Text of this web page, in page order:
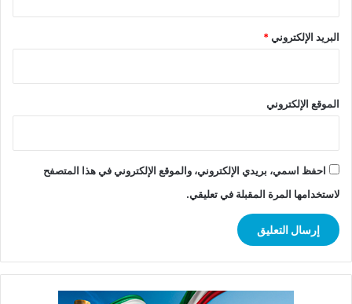
البريد الإلكتروني*
الموقع الإلكتروني
احفظ اسمي، بريدي الإلكتروني، والموقع الإلكتروني في هذا المتصفح
لاستخدامها المرة المقبلة في تعليقي.